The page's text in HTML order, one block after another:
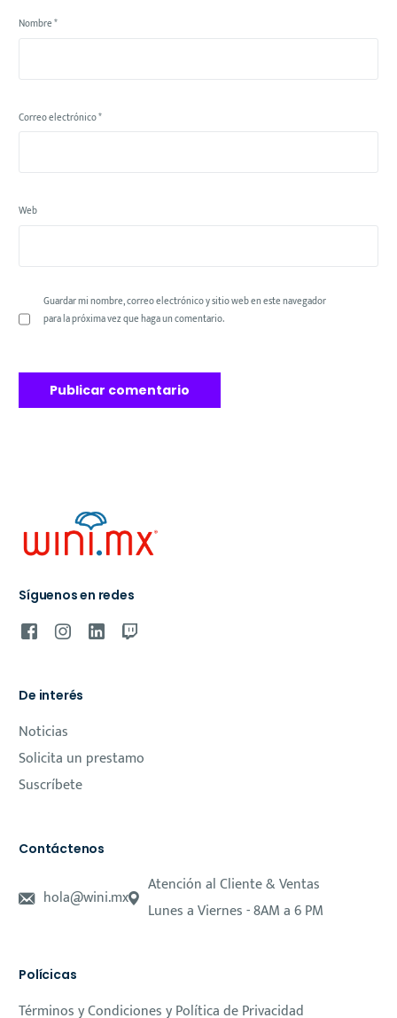
Nombre*
Correo electrónico*
Web
Guardar mi nombre, correo electrónico y sitio web en este navegador
para la próxima vez que haga un comentario.
Síguenos en redes
De interés
Noticias
Solicita un prestamo
Suscríbete
Contáctenos
hola@wini.mx
Atención al Cliente & Ventas
Lunes a Viernes - 8AM a 6 PM
Polícicas
Términos y Condiciones y Política de Privacidad